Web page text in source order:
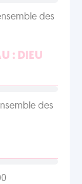
des
: DIEU
des